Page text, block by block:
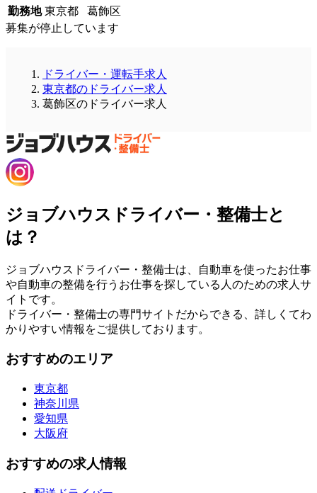
勤務地 東京都 葛飾区
募集が停止しています
ドライバー・運転手求人
東京都のドライバー求人
葛飾区のドライバー求人
ジョブハウスドライバー・整備士と
は？
ジョブハウスドライバー・整備士は、自動車を使ったお仕事
や自動車の整備を行うお仕事を探している人のための求人サ
イトです。
ドライバー・整備士の専門サイトだからできる、詳しくてわ
かりやすい情報をご提供しております。
おすすめのエリア
東京都
神奈川県
愛知県
大阪府
おすすめの求人情報